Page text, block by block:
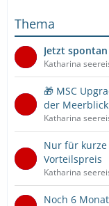
Thema
Jetzt
Katharina
🎁 MSC
der
Katharina
Nur für kurze
Vorteilspreis
Katharina
Noch 6